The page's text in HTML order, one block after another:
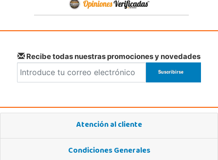
Recibe todas nuestras promociones y novedades
Atención al cliente
Condiciones Generales